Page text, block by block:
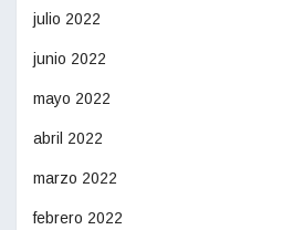
julio 2022
junio 2022
mayo 2022
abril 2022
marzo 2022
febrero 2022